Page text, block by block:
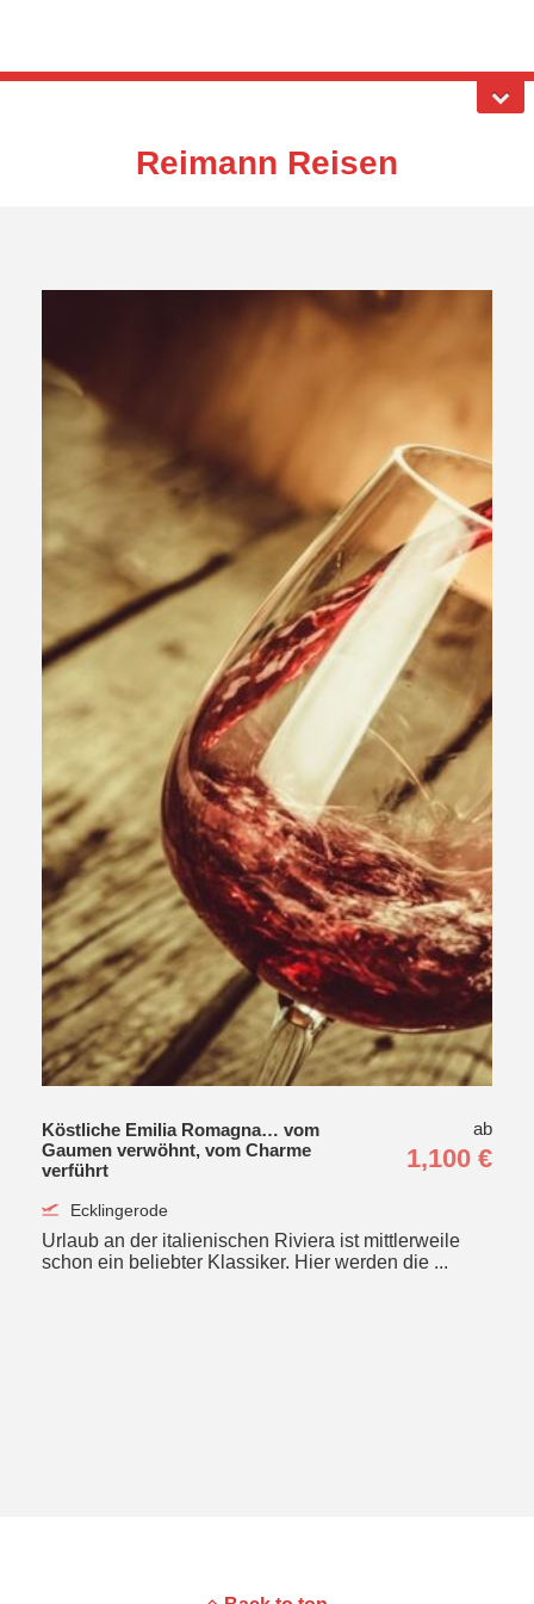
Reimann Reisen
Köstliche Emilia Romagna… vom
Gaumen verwöhnt, vom Charme
verführt
ab
1,100 €
Ecklingerode
Urlaub an der italienischen Riviera ist mittlerweile
schon ein beliebter Klassiker. Hier werden die ...